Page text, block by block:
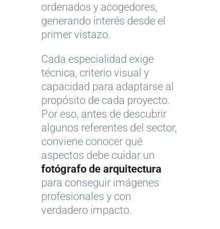
ordenados y acogedores,
generando interés desde el
primer vistazo.
Cada especialidad exige
técnica, criterio visual y
capacidad para adaptarse al
propósito de cada proyecto.
Por eso, antes de descubrir
algunos referentes del sector,
conviene conocer qué
aspectos debe cuidar un
fotógrafo de arquitectura
para conseguir imágenes
profesionales y con
verdadero impacto.